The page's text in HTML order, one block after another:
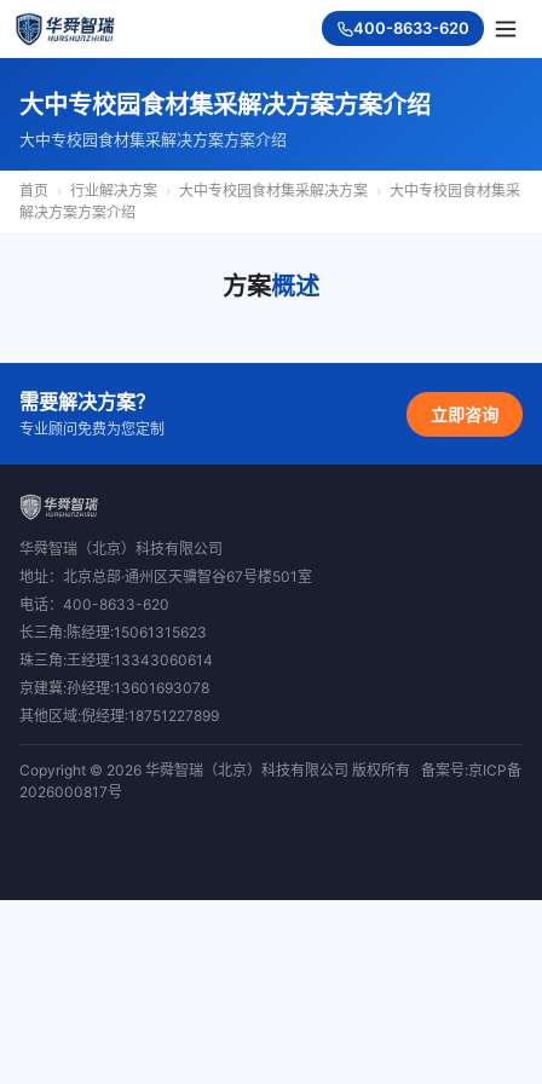
400-8633-620
大中专校园食材集采解决方案方案介绍
大中专校园食材集采解决方案方案介绍
首页 › 行业解决方案 › 大中专校园食材集采解决方案 › 大中专校园食材集采
解决方案方案介绍
方案概述
需要解决方案？
专业顾问免费为您定制
立即咨询
华舜智瑞（北京）科技有限公司
地址：北京总部·通州区天骥智谷67号楼501室
电话： 400-8633-620
长三角:陈经理:15061315623
珠三角:王经理:13343060614
京建冀:孙经理:13601693078
其他区域:倪经理:18751227899
Copyright © 2026 华舜智瑞（北京）科技有限公司 版权所有 备案号:京ICP备
2026000817号